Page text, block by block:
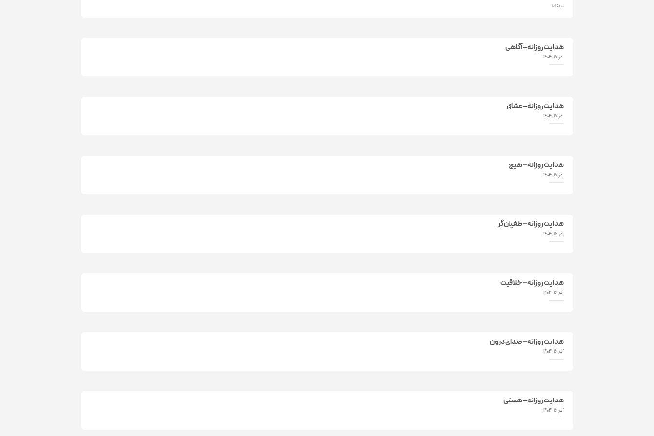
1 دیدگاه
هدایت روزانه – آگاهی
آذر 17, 1404
هدایت روزانه – عشاق
آذر 17, 1404
هدایت روزانه – هیچ
آذر 17, 1404
هدایت روزانه – طغیان‌گر
آذر 16, 1404
هدایت روزانه – خلاقیت
آذر 16, 1404
هدایت روزانه – صدای درون
آذر 16, 1404
هدایت روزانه – هستی
آذر 16, 1404